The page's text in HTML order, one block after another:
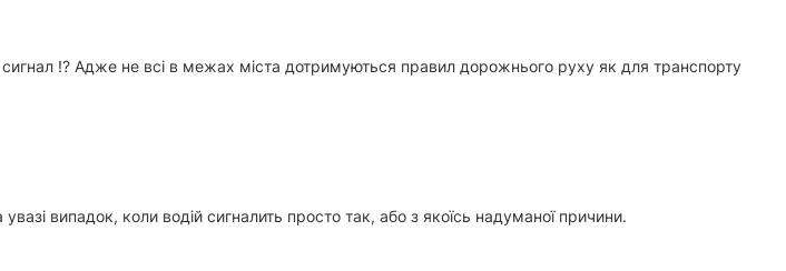
!? Адже не всі в межах міста дотримуються правил дорожнього руху як для транспорту
випадок, коли водій сигналить просто так, або з якоїсь надуманої причини.